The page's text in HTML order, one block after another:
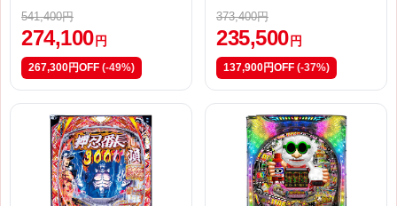
541,400円
274,100 円
267,300円OFF (-49%)
373,400円
235,500 円
137,900円OFF (-37%)